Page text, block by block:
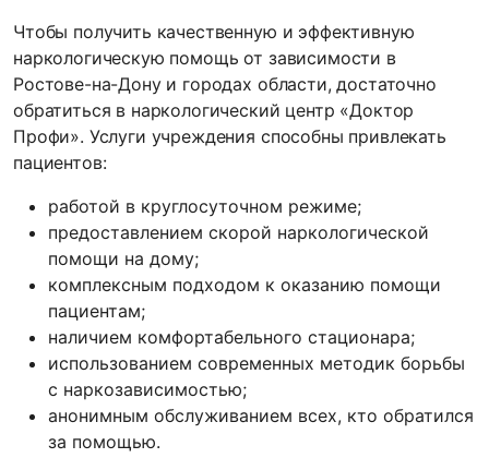
Чтобы получить качественную и эффективную
наркологическую помощь от зависимости в
Ростове-на-Дону и городах области, достаточно
обратиться в наркологический центр «Доктор
Профи». Услуги учреждения способны привлекать
пациентов:
работой в круглосуточном режиме;
предоставлением скорой наркологической
помощи на дому;
комплексным подходом к оказанию помощи
пациентам;
наличием комфортабельного стационара;
использованием современных методик борьбы
с наркозависимостью;
анонимным обслуживанием всех, кто обратился
за помощью.